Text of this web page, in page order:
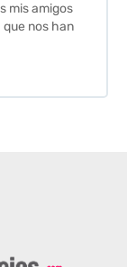
mis amigos
nos han